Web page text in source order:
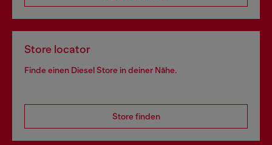
Store locator
Finde einen Diesel Store in deiner Nähe.
Store finden